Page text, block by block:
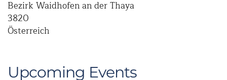
Bezirk Waidhofen an der Thaya
3820
Österreich
Upcoming Events